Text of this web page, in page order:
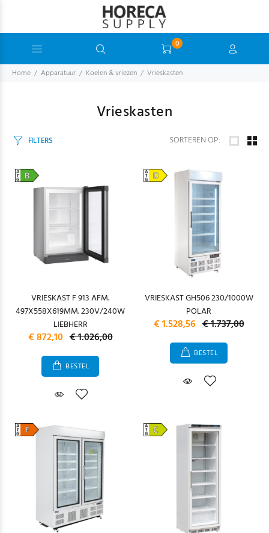
0
Home Apparatuur Koelen & vriezen Vrieskasten
Vrieskasten
FILTERS SORTEREN OP:
VRIESKAST F 913 AFM.
497X558X619MM. 230V/240W
LIEBHERR
€ 872,10 € 1.026,00
BESTEL
VRIESKAST GH506 230/1000W
POLAR
€ 1.528,56 € 1.737,00
BESTEL